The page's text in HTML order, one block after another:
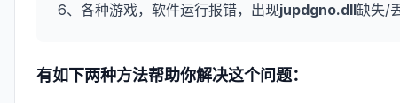
6、各种游戏，软件运行报错，出现jupdgno.dll缺失/
有如下两种方法帮助你解决这个问题：